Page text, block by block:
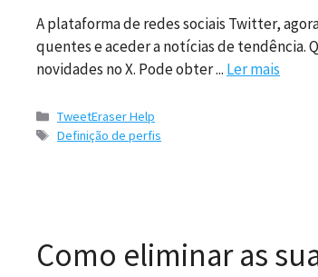
A plataforma de redes sociais Twitter,
quentes e aceder a notícias de
novidades no X. Pode obter ... Ler mais
Categorias
TweetEraser Help
Etiquetas
Definição de perfis
Como eliminar as